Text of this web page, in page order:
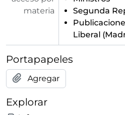
materia
Segunda
Liberal
Portapapeles
Agregar
Explorar